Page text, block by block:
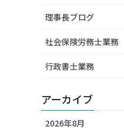
理事長ブログ
社会保険労務士業務
行政書士業務
アーカイブ
2026年8月